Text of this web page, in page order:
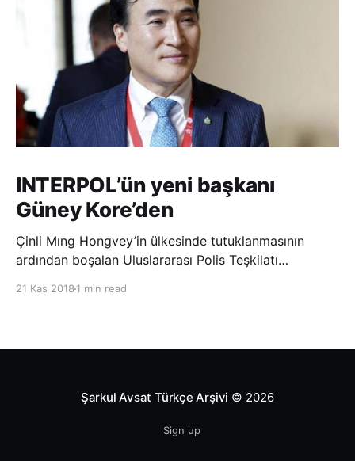
INTERPOL’ün yeni başkanı
Güney Kore’den
Çinli Mıng Hongvey’in ülkesinde tutuklanmasının
ardından boşalan Uluslararası Polis Teşkilatı
21 Kas 2018 1 min read
Şarkul Avsat Türkçe Arşivi © 2026
Sign up